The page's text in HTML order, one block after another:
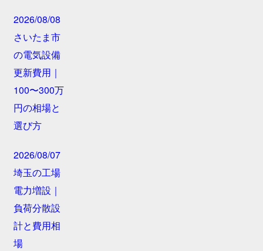
2026/08/08
さいたま市
の電気設備
更新費用｜
100〜300万
円の相場と
選び方
2026/08/07
埼玉の工場
電力増設｜
負荷分散設
計と費用相
場